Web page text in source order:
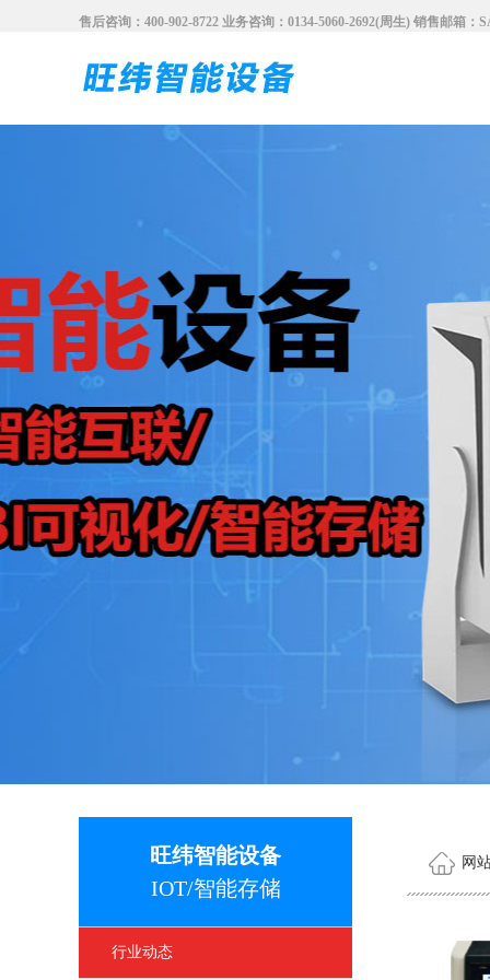
售后咨询：400-902-8722 业务咨询：0134-5060-2692(周生) 销售邮箱：
旺纬智能设备
IOT/智能存储
行业动态
网